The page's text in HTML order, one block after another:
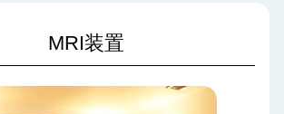
MRI装置